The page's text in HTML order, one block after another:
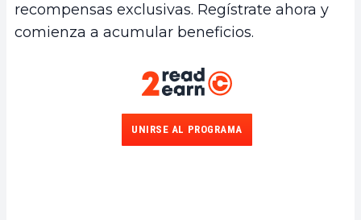
recompensas exclusivas. Regístrate ahora y
comienza a acumular beneficios.
UNIRSE AL PROGRAMA